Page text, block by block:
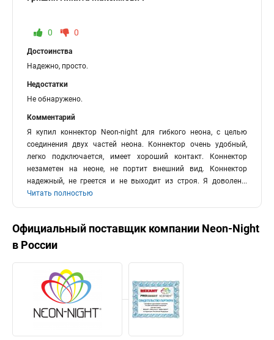
0 0
Достоинства
Надежно, просто.
Недостатки
Не обнаружено.
Комментарий
Я купил коннектор Neon-night для гибкого неона, с целью
соединения двух частей неона. Коннектор очень удобный,
легко подключается, имеет хороший контакт. Коннектор
незаметен на неоне, не портит внешний вид. Коннектор
надежный, не греется и не выходит из строя. Я доволен...
Читать полностью
Официальный поставщик компании Neon-Night
в России